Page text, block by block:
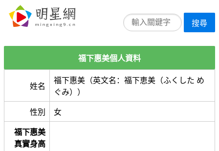
搜尋
福下惠美個人資料
姓名
福下惠美（英文名：福下恵美（ふくした め
ぐみ））
性別 女
福下惠美
真實身高